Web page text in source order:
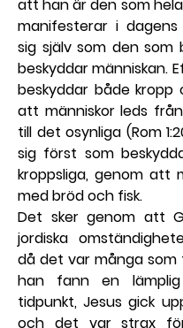
att han är den som
manifesterar i dagens
sig själv som den som
beskyddar människan.
beskyddar både kropp
att människor leds
till det osynliga (Rom
sig först som
kroppsliga, genom att
med bröd och fisk.
Det sker genom att
jordiska
då det var många som
han fann en
tidpunkt, Jesus gick
och det var strax